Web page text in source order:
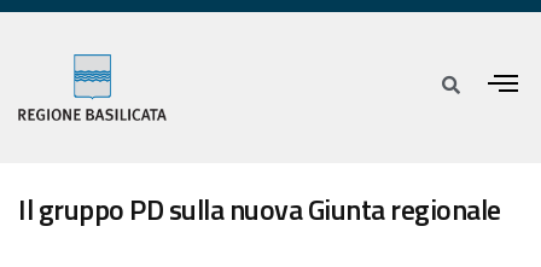
Il gruppo PD sulla nuova Giunta regionale